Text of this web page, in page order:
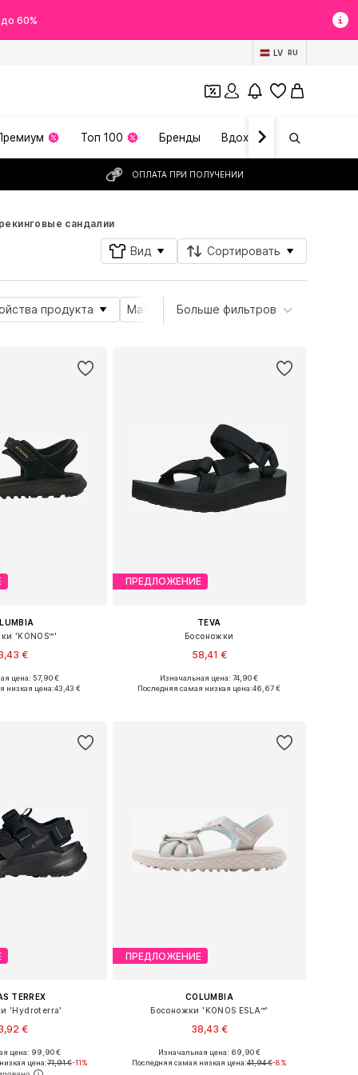
60%
LV RU
Топ 100 Бренды Вдохновение
ОПЛАТА ПРИ ПОЛУЧЕНИИ
сандалии
Вид Сортировать
продукта Материал Особенности
Больше фильтров
'KONOS™'
€
37, 38, 39
цена: 57,90 €
низкая цена:43,43 €
ПРЕДЛОЖЕНИЕ
TEVA
Босоножки
58,41 €
Доступные размеры: 37
Изначальная цена: 74,90 €
Последняя самая низкая цена:46,67 €
TERREX
'Hydroterra'
€
36,5-37, 38
цена: 99,90 €
цена:71,91 €-11%
ПРЕДЛОЖЕНИЕ
COLUMBIA
Босоножки 'KONOS ESLA™'
38,43 €
Доступные размеры: 40, 41
Изначальная цена: 69,90 €
Последняя самая низкая цена:41,94 €-8%